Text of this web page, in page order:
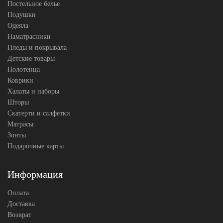
Постельное белье
Подушки
Одеяла
Наматрасники
Пледы и покрывала
Детские товары
Полотенца
Коврики
Халаты и наборы
Шторы
Скатерти и салфетки
Матрасы
Зонты
Подарочные карты
Информация
Оплата
Доставка
Возврат